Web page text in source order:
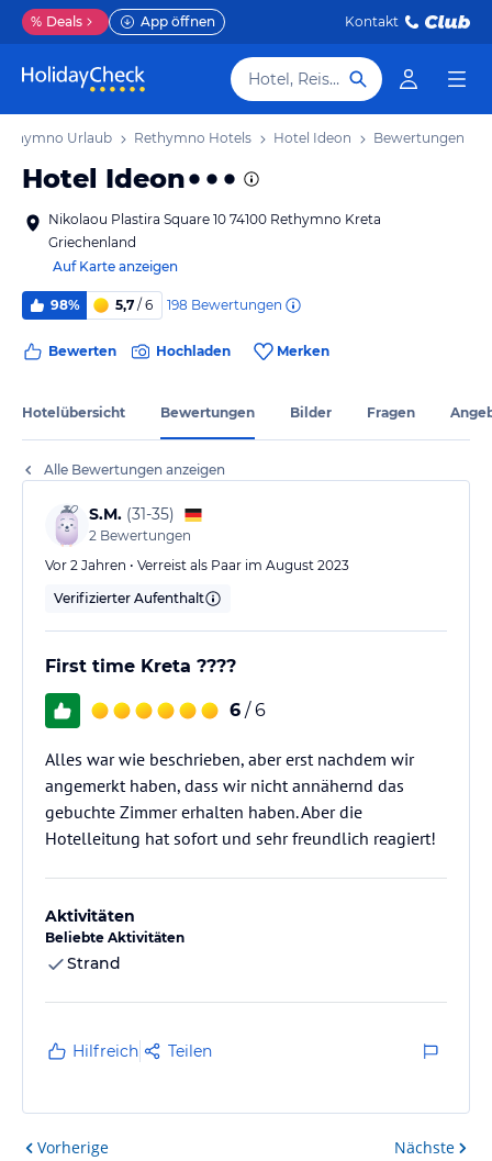
% Deals App öffnen Kontakt
Hotel, Reiseziel
Urlaub Rethymno Hotels Hotel Ideon Bewertungen
Hotel Ideon
Nikolaou Plastira Square 10 74100 Rethymno Kreta
Griechenland
Auf Karte anzeigen
98% 5,7 / 6 198 Bewertungen
Bewerten Hochladen Merken
Hotelübersicht Bewertungen Bilder Fragen
Alle Bewertungen anzeigen
S.M. (31-35)
2 Bewertungen
Vor 2 Jahren • Verreist als Paar im August 2023
Verifizierter Aufenthalt
First time Kreta ????
6 / 6
Alles war wie beschrieben, aber erst nachdem wir
angemerkt haben, dass wir nicht annähernd das
gebuchte Zimmer erhalten haben. Aber die
Hotelleitung hat sofort und sehr freundlich reagiert!
Aktivitäten
Beliebte Aktivitäten
Strand
Hilfreich Teilen
Vorherige Nächste